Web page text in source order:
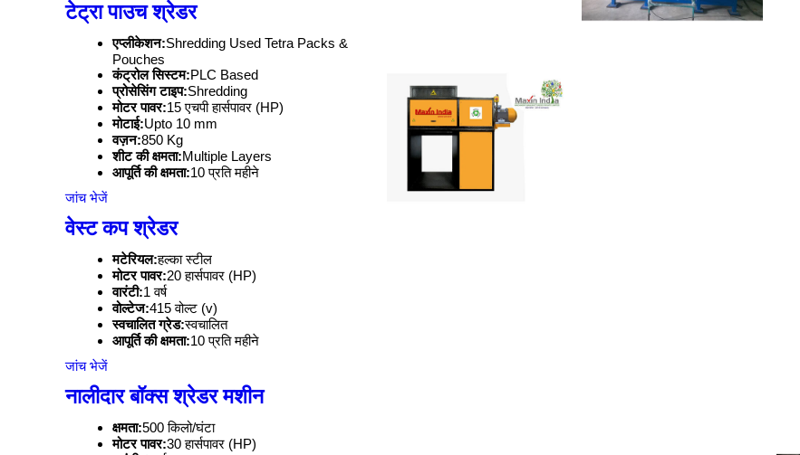
टेट्रा पाउच श्रेडर
एप्लीकेशन:Shredding Used Tetra Packs &
Pouches
कंट्रोल सिस्टम:PLC Based
प्रोसेसिंग टाइप:Shredding
मोटर पावर:15 एचपी हार्सपावर (HP)
मोटाई:Upto 10 mm
वज़न:850 Kg
शीट की क्षमता:Multiple Layers
आपूर्ति की क्षमता:10 प्रति महीने
जांच भेजें
वेस्ट कप श्रेडर
मटेरियल:हल्का स्टील
मोटर पावर:20 हार्सपावर (HP)
वारंटी:1 वर्ष
वोल्टेज:415 वोल्ट (v)
स्वचालित ग्रेड:स्वचालित
आपूर्ति की क्षमता:10 प्रति महीने
जांच भेजें
नालीदार बॉक्स श्रेडर मशीन
क्षमता:500 किलो/घंटा
मोटर पावर:30 हार्सपावर (HP)